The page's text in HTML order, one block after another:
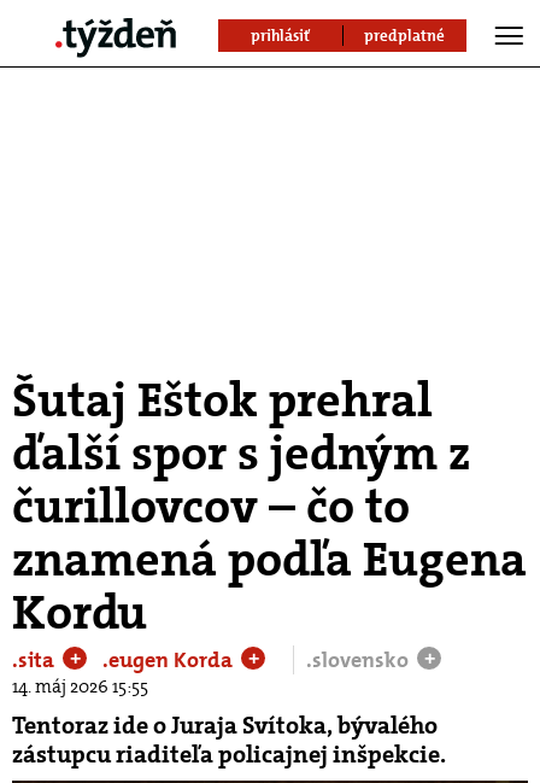
prihlásiť predplatné
Šutaj Eštok prehral
ďalší spor s jedným z
čurillovcov – čo to
znamená podľa Eugena
Kordu
.sita + .eugen Korda + .slovensko +
14. máj 2026 15:55
Tentoraz ide o Juraja Svítoka, bývalého
zástupcu riaditeľa policajnej inšpekcie.